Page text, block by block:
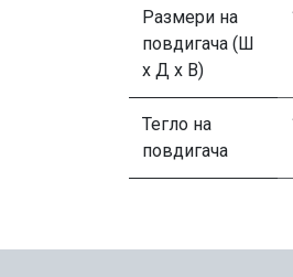
Размери на
повдигача (Ш
х Д х В)
Тегло на
повдигача